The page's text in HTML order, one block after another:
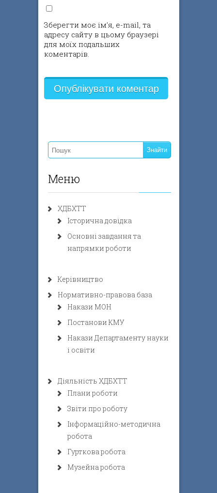
Зберегти моє ім'я, e-mail, та
адресу сайту в цьому браузері
для моїх подальших
коментарів.
Меню
ХДБХТТ
Історична довідка
Основні завдання та
напрямки роботи
Керівництво
Нормативно-правова база
Накази МОН
Постанови КМУ
Накази Департаменту науки
і освіти
Діяльність ХДБХТТ
Плани роботи
Звіти про роботу
Інформаційно-методична
робота
Гурткова робота
Музейна робота